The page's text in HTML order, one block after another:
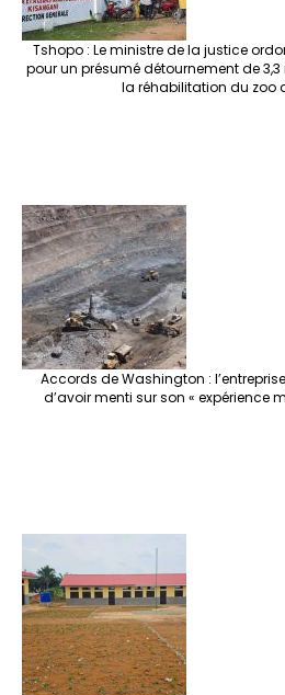
Tshopo : Le ministre de la justice
pour un présumé détournement de
la réhabilitation du zoo
Accords de Washington :
d’avoir menti sur son « expérience